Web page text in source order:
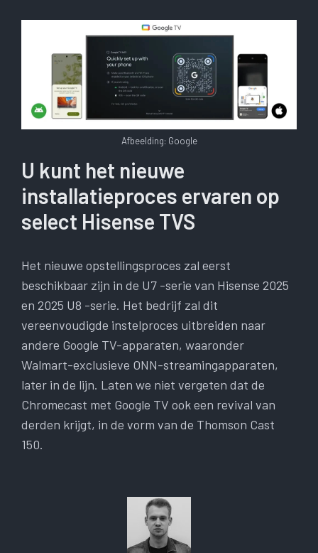
Afbeelding: Google
U kunt het nieuwe
installatieproces ervaren op
select Hisense TVS
Het nieuwe opstellingsproces zal eerst
beschikbaar zijn in de U7 -serie van Hisense 2025
en 2025 U8 -serie. Het bedrijf zal dit
vereenvoudigde instelproces uitbreiden naar
andere Google TV-apparaten, waaronder
Walmart-exclusieve ONN-streamingapparaten,
later in de lijn. Laten we niet vergeten dat de
Chromecast met Google TV ook een revival van
derden krijgt, in de vorm van de Thomson Cast
150.